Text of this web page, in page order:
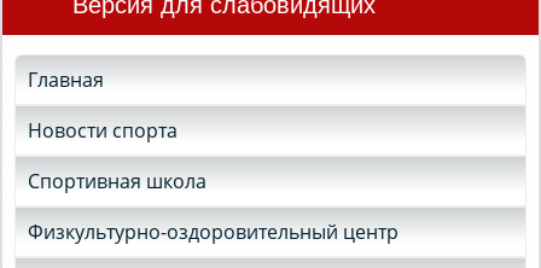
Версия для слабовидящих
Главная
Новости спорта
Спортивная школа
Физкультурно-оздоровительный центр